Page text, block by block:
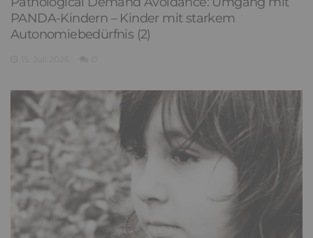
PANDA-Kindern – Kinder mit starkem
Autonomiebedürfnis (2)